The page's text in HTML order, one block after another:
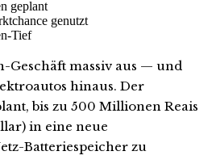
geplant
genutzt
Tief
Geschäft massiv aus — und
hinaus. Der
bis zu 500 Millionen Reais
in eine neue
Batteriespeicher zu